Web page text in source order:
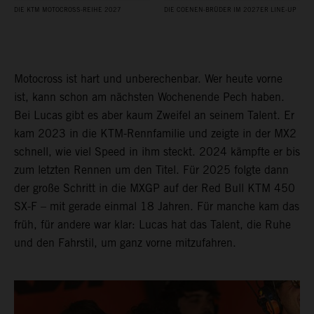
DIE KTM MOTOCROSS-REIHE 2027 DIE COENEN-BRÜDER IM 2027ER LINE-UP
Motocross ist hart und unberechenbar. Wer heute vorne
ist, kann schon am nächsten Wochenende Pech haben.
Bei Lucas gibt es aber kaum Zweifel an seinem Talent. Er
kam 2023 in die KTM-Rennfamilie und zeigte in der MX2
schnell, wie viel Speed in ihm steckt. 2024 kämpfte er bis
zum letzten Rennen um den Titel. Für 2025 folgte dann
der große Schritt in die MXGP auf der Red Bull KTM 450
SX-F – mit gerade einmal 18 Jahren. Für manche kam das
früh, für andere war klar: Lucas hat das Talent, die Ruhe
und den Fahrstil, um ganz vorne mitzufahren.